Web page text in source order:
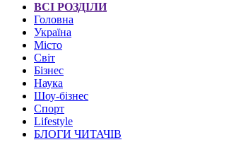
ВСІ РОЗДІЛИ
Головна
Україна
Місто
Світ
Бізнес
Наука
Шоу-бізнес
Спорт
Lifestyle
БЛОГИ ЧИТАЧІВ